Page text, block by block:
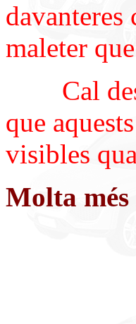
davanteres
maleter
Cal
que
visibles
Molta